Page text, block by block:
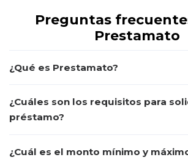
Preguntas
Prestamato
¿Qué es Prestamato?
¿Cuáles son los requisitos para
préstamo?
¿Cuál es el monto mínimo y